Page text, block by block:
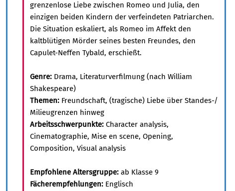
grenzenlose Liebe zwischen Romeo und Julia, den
einzigen beiden Kindern der verfeindeten Patriarchen.
Die Situation eskaliert, als Romeo im Affekt den
kaltblütigen Mörder seines besten Freundes, den
Capulet-Neffen Tybald, erschießt.
Genre: Drama, Literaturverfilmung (nach William
Shakespeare)
Themen: Freundschaft, (tragische) Liebe über Standes-/
Milieugrenzen hinweg
Arbeitsschwerpunkte: Character analysis,
Cinematographie, Mise en scene, Opening,
Composition, Visual analysis
Empfohlene Altersgruppe: ab Klasse 9
Fächerempfehlungen: Englisch